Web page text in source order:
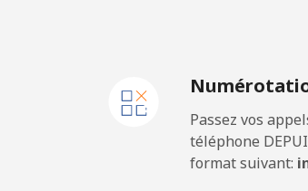
Mobile
Malaysia
Passez vos
téléphone
format suivant: